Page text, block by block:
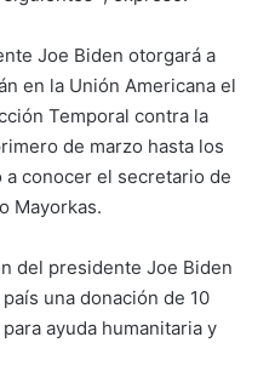
Joe Biden otorgará a
en la Unión Americana el
Temporal contra la
de marzo hasta los
a conocer el secretario de
Mayorkas.
del presidente Joe Biden
una donación de 10
ayuda humanitaria y